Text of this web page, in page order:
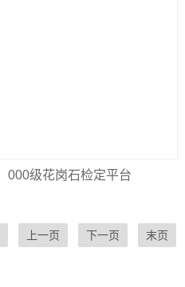
000级花岗石检定平台
上一页 下一页 末页